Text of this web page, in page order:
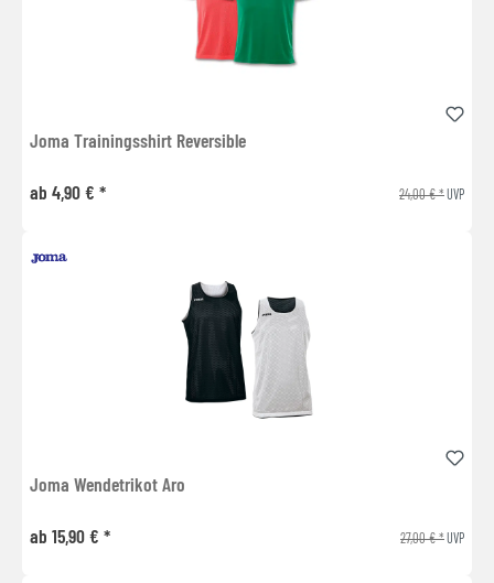
Joma Trainingsshirt Reversible
ab 4,90 € * 24,00 € *UVP
Joma Wendetrikot Aro
ab 15,90 € * 27,00 € *UVP